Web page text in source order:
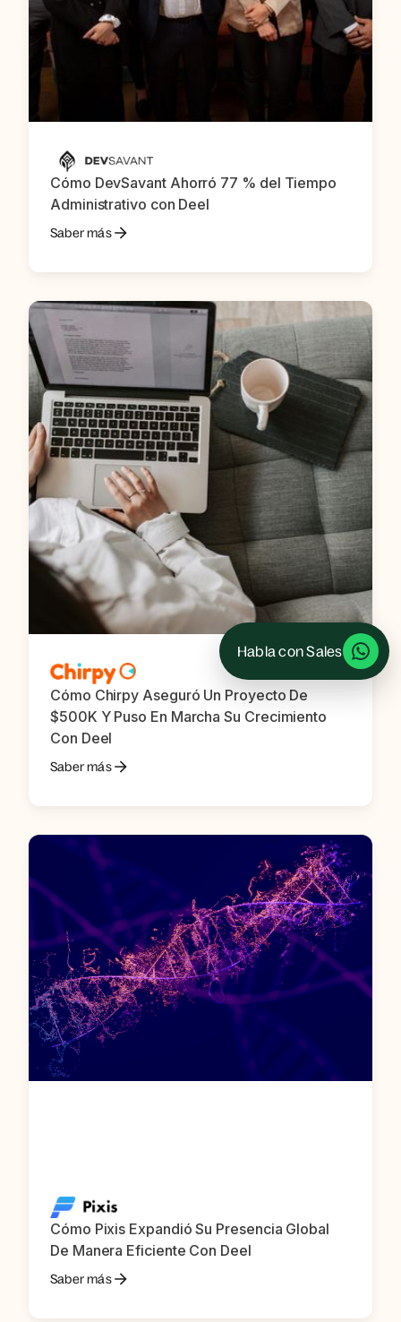
Cómo DevSavant Ahorró 77 % del Tiempo
Administrativo con Deel
Saber más
Cómo Chirpy Aseguró Un Proyecto De
$500K Y Puso En Marcha Su Crecimiento
Con Deel
Saber más
Cómo Pixis Expandió Su Presencia Global
De Manera Eficiente Con Deel
Saber más
Habla con Sales